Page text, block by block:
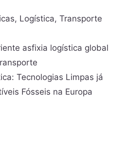
, Logística,Transporte
asfixia logística global
Tecnologias Limpas já
Fósseis na Europa